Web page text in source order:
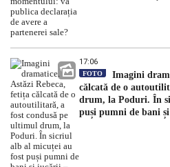
17:06
FOTO
Imagini
călcată de o
drum, la Poduri. În
puși pumni de bani